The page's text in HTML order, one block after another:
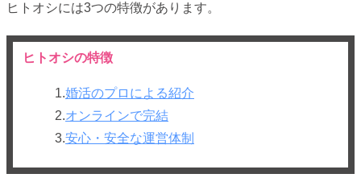
ヒトオシには3つの特徴があります。
ヒトオシの特徴
1.婚活のプロによる紹介
2.オンラインで完結
3.安心・安全な運営体制